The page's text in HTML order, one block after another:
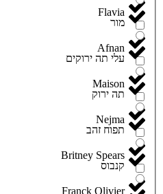
Flavia
Afnan
Maison
Nejma
Britney Spears
Franck Olivier
מור
עלי תה ירוקים
תה ירוק
תפוח זהב
קנבוס